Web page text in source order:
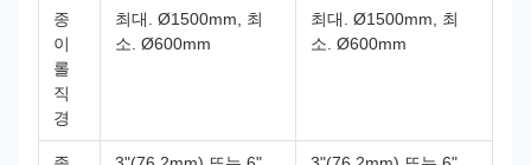
종
이
롤
직
경
최대. Ø1500mm, 최
소. Ø600mm
최대. Ø1500mm, 최
소. Ø600mm